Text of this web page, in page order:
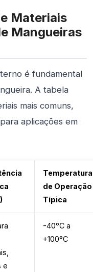
Materiais
Mangueiras
é fundamental
A tabela
mais comuns,
aplicações em
Temperatura
de Operação
Típica
e
-40°C a
+100°C